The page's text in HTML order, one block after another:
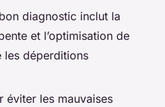
diagnostic inclut la
et l’optimisation de
les déperditions
éviter les mauvaises